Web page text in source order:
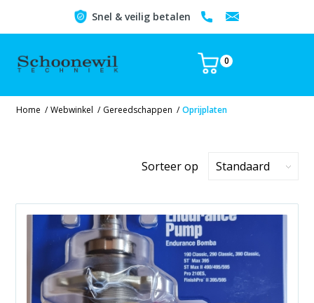
Snel & veilig betalen
0
Home / Webwinkel / Gereedschappen / Oprijplaten
Sorteer op Standaard